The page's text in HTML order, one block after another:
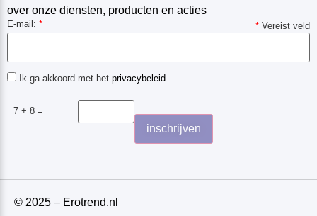
over onze diensten, producten en acties
* Vereist veld
E-mail: *
Ik ga akkoord met het privacybeleid
7 + 8 =
© 2025 – Erotrend.nl